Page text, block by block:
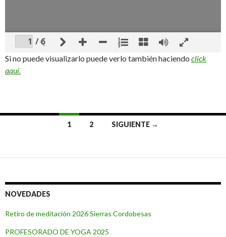
/ 6
Si no puede visualizarlo puede verlo también haciendo click
aquí.
1 2 SIGUIENTE →
NOVEDADES
Retiro de meditación 2026 Sierras Cordobesas
PROFESORADO DE YOGA 2025